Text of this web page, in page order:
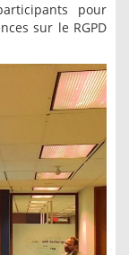
pour
sur le RGPD